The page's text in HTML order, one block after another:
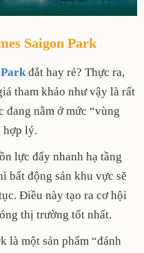
Saigon Park
đắt hay rẻ? Thực ra,
tham khảo như vậy là rất
nằm ở mức “vùng
hợp lý.
lực đẩy nhanh hạ tầng
bất động sản khu vực sẽ
Điều này tạo ra cơ hội
thị trường tốt nhất.
là một sản phẩm “đánh